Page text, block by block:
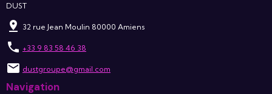
DUST
32 rue Jean Moulin 80000 Amiens
+33 9 83 58 46 38
dustgroupe@gmail.com
Navigation